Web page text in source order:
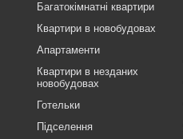
Багатокімнатні квартири
Квартири в новобудовах
Апартаменти
Квартири в незданих
новобудовах
Готельки
Підселення